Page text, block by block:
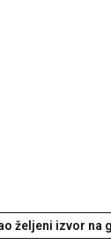
željeni izvor na